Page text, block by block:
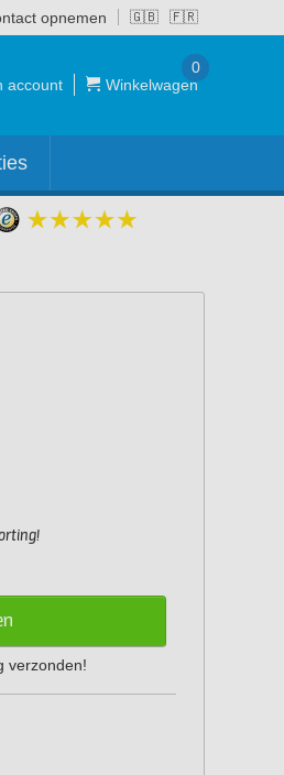
🇬🇧 🇫🇷
opnemen
account Winkelwagen
0
verzonden!